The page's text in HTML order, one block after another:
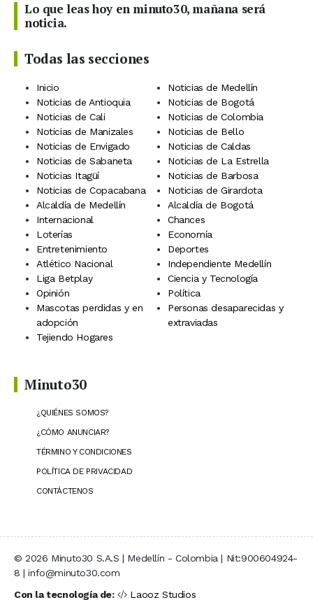
Lo que leas hoy en minuto30, mañana será
noticia.
Todas las secciones
Inicio
Noticias de Medellín
Noticias de Antioquia
Noticias de Bogotá
Noticias de Cali
Noticias de Colombia
Noticias de Manizales
Noticias de Bello
Noticias de Envigado
Noticias de Caldas
Noticias de Sabaneta
Noticias de La Estrella
Noticias Itagüí
Noticias de Barbosa
Noticias de Copacabana
Noticias de Girardota
Alcaldía de Medellín
Alcaldía de Bogotá
Internacional
Chances
Loterías
Economía
Entretenimiento
Deportes
Atlético Nacional
Independiente Medellín
Liga Betplay
Ciencia y Tecnología
Opinión
Política
Mascotas perdidas y en
adopción
Personas desaparecidas y
extraviadas
Tejiendo Hogares
Minuto30
¿QUIÉNES SOMOS?
¿CÓMO ANUNCIAR?
TÉRMINO Y CONDICIONES
POLÍTICA DE PRIVACIDAD
CONTÁCTENOS
© 2026 Minuto30 S.A.S | Medellín - Colombia | Nit:900604924-
8 | info@minuto30.com
Con la tecnología de:
Laooz Studios